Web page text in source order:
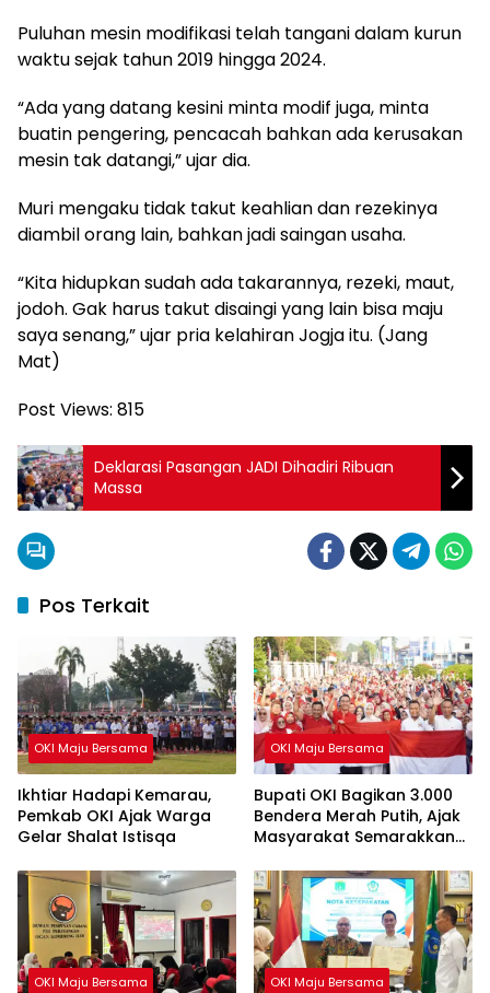
Puluhan mesin modifikasi telah tangani dalam kurun
waktu sejak tahun 2019 hingga 2024.
“Ada yang datang kesini minta modif juga, minta
buatin pengering, pencacah bahkan ada kerusakan
mesin tak datangi,” ujar dia.
Muri mengaku tidak takut keahlian dan rezekinya
diambil orang lain, bahkan jadi saingan usaha.
“Kita hidupkan sudah ada takarannya, rezeki, maut,
jodoh. Gak harus takut disaingi yang lain bisa maju
saya senang,” ujar pria kelahiran Jogja itu. (Jang
Mat)
Post Views: 815
Deklarasi Pasangan JADI Dihadiri Ribuan
Massa
Pos Terkait
OKI Maju Bersama
Ikhtiar Hadapi Kemarau,
Pemkab OKI Ajak Warga
Gelar Shalat Istisqa
OKI Maju Bersama
Bupati OKI Bagikan 3.000
Bendera Merah Putih, Ajak
Masyarakat Semarakkan
OKI Maju Bersama OKI Maju Bersama